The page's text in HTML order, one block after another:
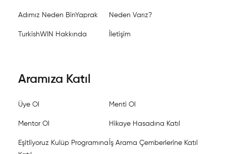
Adımız Neden BinYaprak Neden Varız?
TurkishWIN Hakkında İletişim
Aramıza Katıl
Üye Ol Menti Ol
Mentor Ol Hikaye Hasadına Katıl
Eşitliyoruz Kulüp Programına İş Arama Çemberlerine Katıl